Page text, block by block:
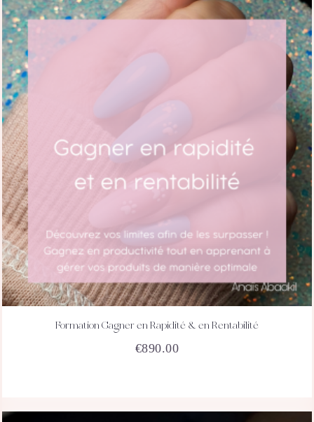
ACHETEZ DÉTAILS
Formation Gagner en Rapidité & en Rentabilité
€890.00